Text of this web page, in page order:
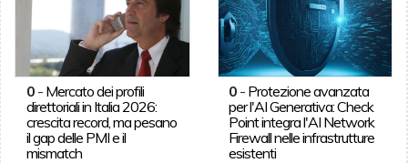
0- Mercato dei profili
direttoriali in Italia 2026:
crescita record, ma pesano
il gap delle PMI e il
mismatch
0 - Protezione avanzata
per l'AI Generativa: Check
Point integra l'AI Network
Firewall nelle infrastrutture
esistenti